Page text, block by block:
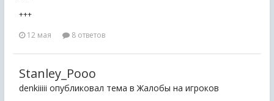
+++
12 мая
8 ответов
Stanley_Pooo
denkiiiii опубликовал тема вЖалобы на игроков